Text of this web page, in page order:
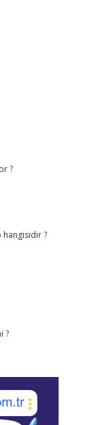
?
hangisidir ?
?